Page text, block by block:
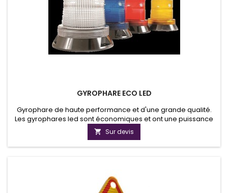
GYROPHARE ECO LED
Gyrophare de haute performance et d'une grande qualité.
Les gyrophares led sont économiques et ont une puissance
lumineuse exceptionnelle. Clean Energy Products est
fournisseur de gyrophares homologués ECER 10.
 Sur devis